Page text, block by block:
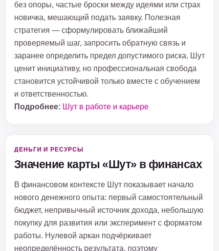
без опоры, частые броски между идеями или страх
новичка, мешающий подать заявку. Полезная
стратегия — сформулировать ближайший
проверяемый шаг, запросить обратную связь и
заранее определить предел допустимого риска. Шут
ценит инициативу, но профессиональная свобода
становится устойчивой только вместе с обучением
и ответственностью.
Подробнее: Шут в работе и карьере
ДЕНЬГИ И РЕСУРСЫ
Значение карты «Шут» в финансах
В финансовом контексте Шут показывает начало
нового денежного опыта: первый самостоятельный
бюджет, непривычный источник дохода, небольшую
покупку для развития или эксперимент с форматом
работы. Нулевой аркан подчёркивает
неопределённость результата, поэтому